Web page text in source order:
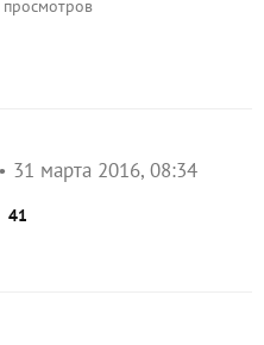
просмотров
31 марта 2016, 08:34
41